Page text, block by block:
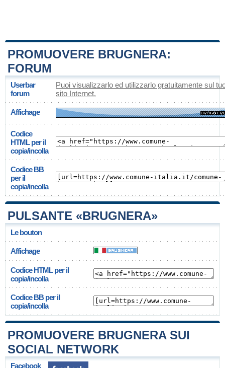
PROMUOVERE BRUGNERA:
FORUM
Userbar
forum
Puoi visualizzarlo ed utilizzarlo gratuitamente sul
sito Internet.
Affichage
Codice
HTML per il
copia/incolla
Codice BB
per il
copia/incolla
PULSANTE «BRUGNERA»
Le bouton
Affichage
Codice HTML per il
copia/incolla
Codice BB per il
copia/incolla
PROMUOVERE BRUGNERA SUI
SOCIAL NETWORK
Facebook